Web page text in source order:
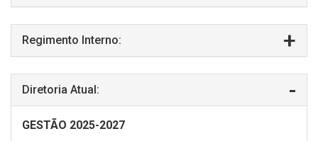
Regimento Interno:
Diretoria Atual:
GESTÃO 2025-2027